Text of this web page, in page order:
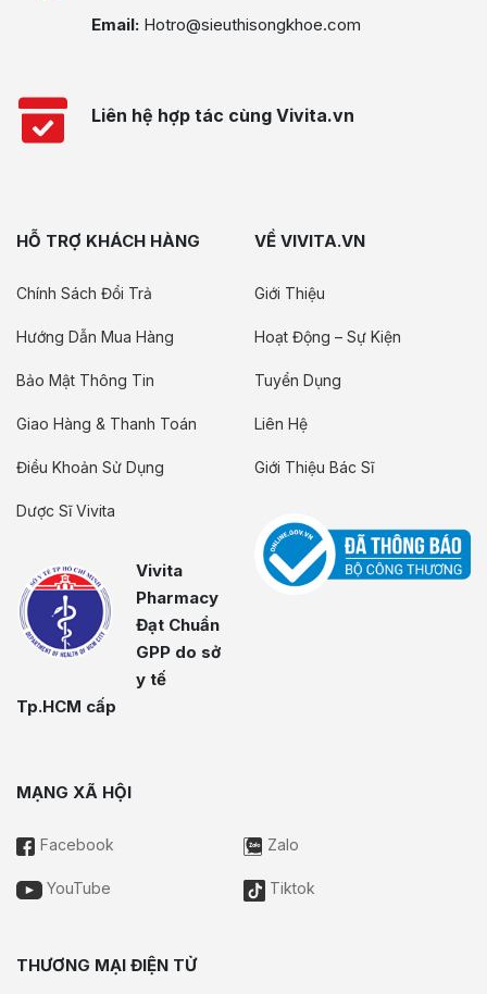
Email: Hotro@sieuthisongkhoe.com
Liên hệ hợp tác cùng Vivita.vn
HỖ TRỢ KHÁCH HÀNG
Chính Sách Đổi Trả
Hướng Dẫn Mua Hàng
Bảo Mật Thông Tin
Giao Hàng & Thanh Toán
Điều Khoản Sử Dụng
Dược Sĩ Vivita
Vivita
Pharmacy
Đạt Chuẩn
GPP do sở
y tế
Tp.HCM cấp
VỀ VIVITA.VN
Giới Thiệu
Hoạt Động – Sự Kiện
Tuyển Dụng
Liên Hệ
Giới Thiệu Bác Sĩ
MẠNG XÃ HỘI
Facebook Zalo
YouTube Tiktok
THƯƠNG MẠI ĐIỆN TỬ